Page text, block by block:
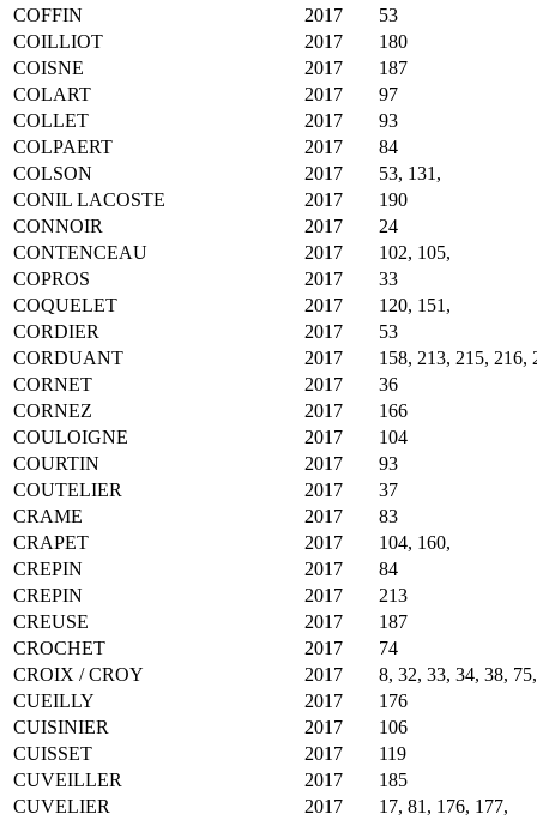
COFFIN
2017
53
COILLIOT
2017
180
COISNE
2017
187
COLART
2017
97
COLLET
2017
93
COLPAERT
2017
84
COLSON
2017
53, 131,
CONIL LACOSTE
2017
190
CONNOIR
2017
24
CONTENCEAU
2017
102, 105,
COPROS
2017
33
COQUELET
2017
120, 151,
CORDIER
2017
53
CORDUANT
2017
158, 213, 215, 216,
CORNET
2017
36
CORNEZ
2017
166
COULOIGNE
2017
104
COURTIN
2017
93
COUTELIER
2017
37
CRAME
2017
83
CRAPET
2017
104, 160,
CREPIN
2017
84
CREPIN
2017
213
CREUSE
2017
187
CROCHET
2017
74
CROIX / CROY
2017
8, 32, 33, 34, 38, 75,
CUEILLY
2017
176
CUISINIER
2017
106
CUISSET
2017
119
CUVEILLER
2017
185
CUVELIER
2017
17, 81, 176, 177,